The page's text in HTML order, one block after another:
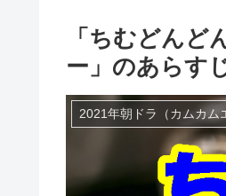
「ちむどんど
ー」のあらす
2021年朝ドラ（カムカム